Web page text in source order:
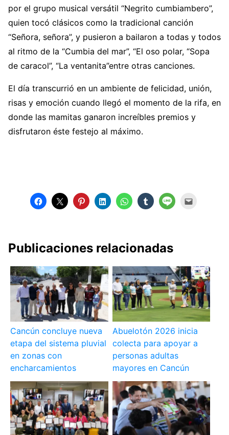
por el grupo musical versátil “Negrito cumbiambero”,
quien tocó clásicos como la tradicional canción
“Señora, señora”, y pusieron a bailaron a todas y todos
al ritmo de la “Cumbia del mar”, “El oso polar, “Sopa
de caracol”, “La ventanita”entre otras canciones.
El día transcurrió en un ambiente de felicidad, unión,
risas y emoción cuando llegó el momento de la rifa, en
donde las mamitas ganaron increíbles premios y
disfrutaron éste festejo al máximo.
Publicaciones relacionadas
Cancún concluye nueva
etapa del sistema pluvial
en zonas con
encharcamientos
Abuelotón 2026 inicia
colecta para apoyar a
personas adultas
mayores en Cancún